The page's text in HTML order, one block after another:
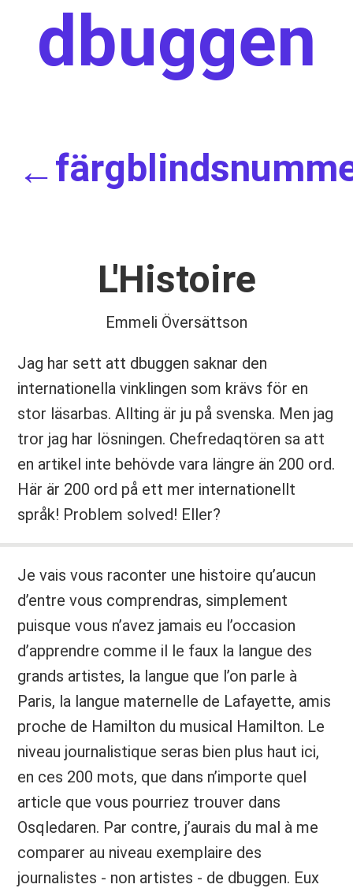
dbuggen
←
L'Histoire
Emmeli Översättson
Jag har sett att dbuggen saknar den
internationella vinklingen som krävs för en
stor läsarbas. Allting är ju på svenska. Men jag
tror jag har lösningen. Chefredaqtören sa att
en artikel inte behövde vara längre än 200 ord.
Här är 200 ord på ett mer internationellt
språk! Problem solved! Eller?
Je vais vous raconter une histoire qu’aucun
d’entre vous comprendras, simplement
puisque vous n’avez jamais eu l’occasion
d’apprendre comme il le faux la langue des
grands artistes, la langue que l’on parle à
Paris, la langue maternelle de Lafayette, amis
proche de Hamilton du musical Hamilton. Le
niveau journalistique seras bien plus haut ici,
en ces 200 mots, que dans n’importe quel
article que vous pourriez trouver dans
Osqledaren. Par contre, j’aurais du mal à me
comparer au niveau exemplaire des
journalistes - non artistes - de dbuggen. Eux